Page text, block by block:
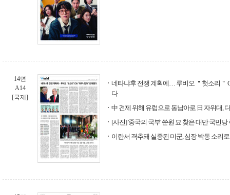
14면
A14
[국제]
네타냐후 전쟁 계획에… 루비오 ＂헛소리＂
다
中 견제 위해 유럽으로 동남아로 日 자위대,
[사진] '중국의 국부' 쑨원 묘 찾은 대만 국민
이란서 격추돼 실종된 미군, 심장 박동 소리